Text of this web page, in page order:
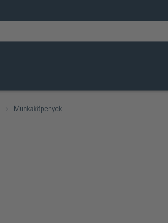
Munkaköpenyek